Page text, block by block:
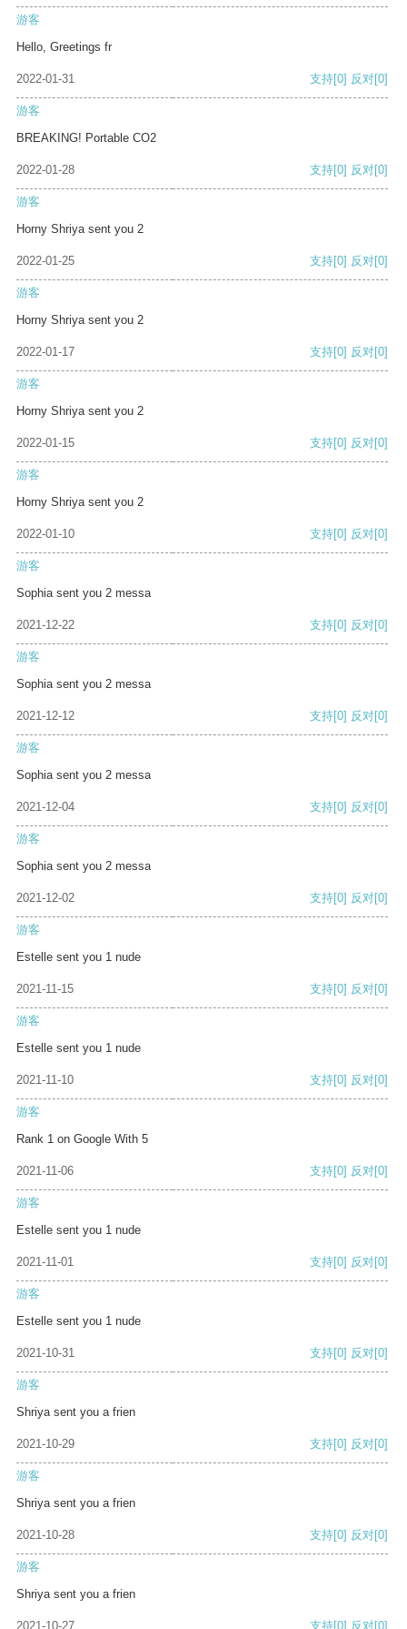
游客
Hello, Greetings fr
2022-01-31 支持[0] 反对[0]
游客
BREAKING! Portable CO2
2022-01-28 支持[0] 反对[0]
游客
Horny Shriya sent you 2
2022-01-25 支持[0] 反对[0]
游客
Horny Shriya sent you 2
2022-01-17 支持[0] 反对[0]
游客
Horny Shriya sent you 2
2022-01-15 支持[0] 反对[0]
游客
Horny Shriya sent you 2
2022-01-10 支持[0] 反对[0]
游客
Sophia sent you 2 messa
2021-12-22 支持[0] 反对[0]
游客
Sophia sent you 2 messa
2021-12-12 支持[0] 反对[0]
游客
Sophia sent you 2 messa
2021-12-04 支持[0] 反对[0]
游客
Sophia sent you 2 messa
2021-12-02 支持[0] 反对[0]
游客
Estelle sent you 1 nude
2021-11-15 支持[0] 反对[0]
游客
Estelle sent you 1 nude
2021-11-10 支持[0] 反对[0]
游客
Rank 1 on Google With 5
2021-11-06 支持[0] 反对[0]
游客
Estelle sent you 1 nude
2021-11-01 支持[0] 反对[0]
游客
Estelle sent you 1 nude
2021-10-31 支持[0] 反对[0]
游客
Shriya sent you a frien
2021-10-29 支持[0] 反对[0]
游客
Shriya sent you a frien
2021-10-28 支持[0] 反对[0]
游客
Shriya sent you a frien
2021-10-27 支持[0] 反对[0]